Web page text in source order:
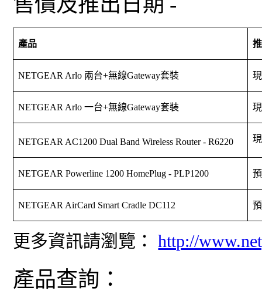
產品
NETGEAR Arlo 兩台+無線Gateway套裝
NETGEAR Arlo 一台+無線Gateway套裝
NETGEAR AC1200 Dual Band Wireless Router - R6220
NETGEAR Powerline 1200 HomePlug - PLP1200
NETGEAR AirCard Smart Cradle DC112
更多資訊請瀏覽：http://
產品查詢：